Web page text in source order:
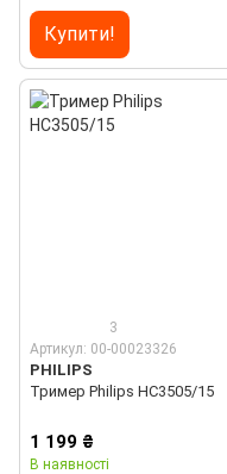
Купити!
3
Артикул: 00-00023326
PHILIPS
Тример Philips HC3505/15
1 199 ₴
В наявності